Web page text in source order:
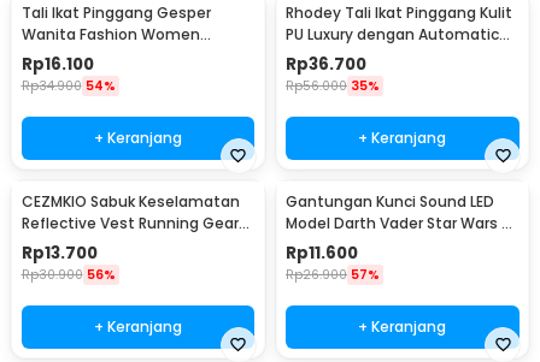
Tali Ikat Pinggang Gesper
Wanita Fashion Women
Leather Belt 110cm - LCL-HF38
Rp16.100
Rp34.900 54%
+ Keranjang
Rhodey Tali Ikat Pinggang Kulit
PU Luxury dengan Automatic
Buckle - GSPR
Rp36.700
Rp56.000 35%
+ Keranjang
CEZMKIO Sabuk Keselamatan
Reflective Vest Running Gear
High Visibility - B08
Rp13.700
Rp30.900 56%
+ Keranjang
Gantungan Kunci Sound LED
Model Darth Vader Star Wars -
BS-050
Rp11.600
Rp26.900 57%
+ Keranjang